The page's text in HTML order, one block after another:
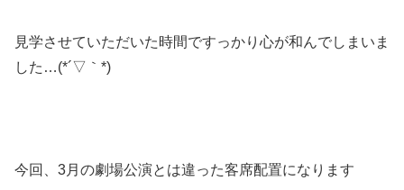
見学させていただいた時間ですっかり心が和んでしまいま
した…(*´▽｀*)
今回、3月の劇場公演とは違った客席配置になります